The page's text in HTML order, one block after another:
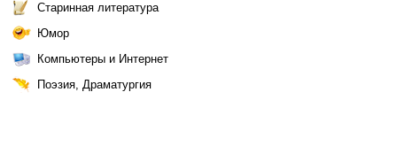
Старинная литература
Юмор
Компьютеры и Интернет
Поэзия, Драматургия